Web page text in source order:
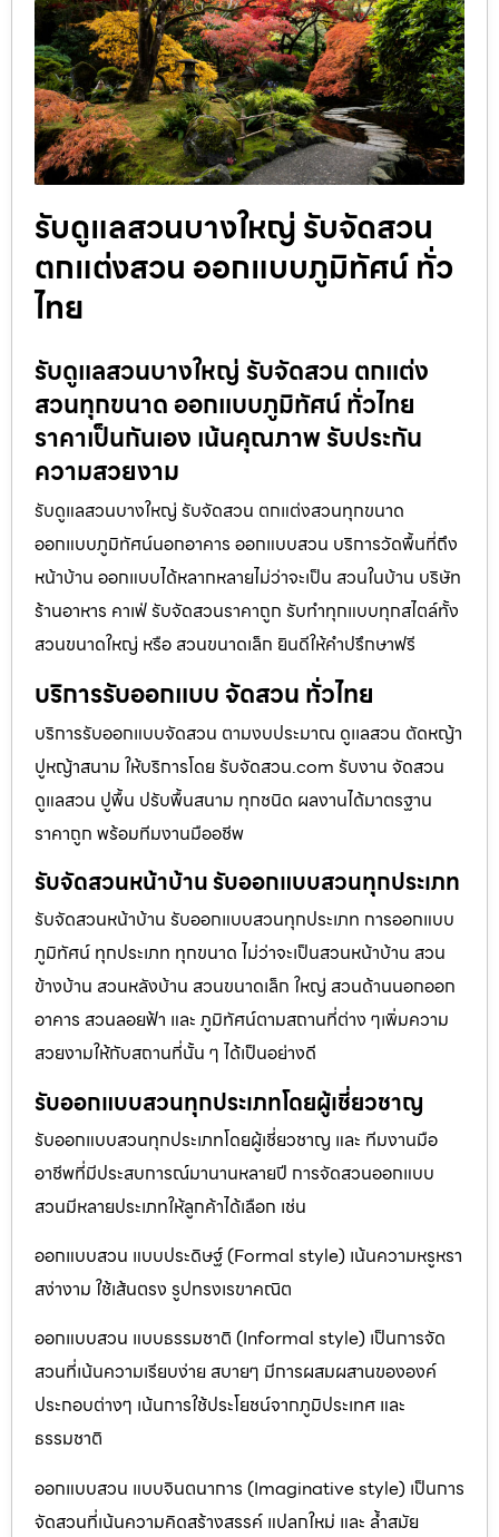
รับดูแลสวนบางใหญ่ รับจัดสวน
ตกแต่งสวน ออกแบบภูมิทัศน์ ทั่ว
ไทย
รับดูแลสวนบางใหญ่ รับจัดสวน ตกแต่ง
สวนทุกขนาด ออกแบบภูมิทัศน์ ทั่วไทย
ราคาเป็นกันเอง เน้นคุณภาพ รับประกัน
ความสวยงาม
รับดูแลสวนบางใหญ่ รับจัดสวน ตกแต่งสวนทุกขนาด
ออกแบบภูมิทัศน์นอกอาคาร ออกแบบสวน บริการวัดพื้นที่ถึง
หน้าบ้าน ออกแบบได้หลากหลายไม่ว่าจะเป็น สวนในบ้าน บริษัท
ร้านอาหาร คาเฟ่ รับจัดสวนราคาถูก รับทำทุกแบบทุกสไตล์ทั้ง
สวนขนาดใหญ่ หรือ สวนขนาดเล็ก ยินดีให้คำปรึกษาฟรี
บริการรับออกแบบ จัดสวน ทั่วไทย
บริการรับออกแบบจัดสวน ตามงบประมาณ ดูเเลสวน ตัดหญ้า
ปูหญ้าสนาม ให้บริการโดย รับจัดสวน.com รับงาน จัดสวน
ดูแลสวน ปูพื้น ปรับพื้นสนาม ทุกชนิด ผลงานได้มาตรฐาน
ราคาถูก พร้อมทีมงานมืออชีพ
รับจัดสวนหน้าบ้าน รับออกแบบสวนทุกประเภท
รับจัดสวนหน้าบ้าน รับออกแบบสวนทุกประเภท การออกแบบ
ภูมิทัศน์ ทุกประเภท ทุกขนาด ไม่ว่าจะเป็นสวนหน้าบ้าน สวน
ข้างบ้าน สวนหลังบ้าน สวนขนาดเล็ก ใหญ่ สวนด้านนอกออก
อาคาร สวนลอยฟ้า และ ภูมิทัศน์ตามสถานที่ต่าง ๆเพิ่มความ
สวยงามให้กับสถานที่นั้น ๆ ได้เป็นอย่างดี
รับออกแบบสวนทุกประเภทโดยผู้เชี่ยวชาญ
รับออกแบบสวนทุกประเภทโดยผู้เชี่ยวชาญ และ ทีมงานมือ
อาชีพที่มีประสบการณ์มานานหลายปี การจัดสวนออกแบบ
สวนมีหลายประเภทให้ลูกค้าได้เลือก เช่น
ออกแบบสวน แบบประดิษฐ์ (Formal style) เน้นความหรูหรา
สง่างาม ใช้เส้นตรง รูปทรงเรขาคณิต
ออกแบบสวน แบบธรรมชาติ (Informal style) เป็นการจัด
สวนที่เน้นความเรียบง่าย สบายๆ มีการผสมผสานขององค์
ประกอบต่างๆ เน้นการใช้ประโยชน์จากภูมิประเทศ และ
ธรรมชาติ
ออกแบบสวน แบบจินตนาการ (Imaginative style) เป็นการ
จัดสวนที่เน้นความคิดสร้างสรรค์ แปลกใหม่ และ ล้ำสมัย